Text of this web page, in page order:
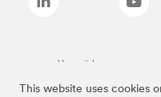
This website uses cookies
Varumärken som anges